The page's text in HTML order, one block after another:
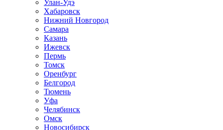
Улан-Удэ
Хабаровск
Нижний Новгород
Самара
Казань
Ижевск
Пермь
Томск
Оренбург
Белгород
Тюмень
Уфа
Челябинск
Омск
Новосибирск